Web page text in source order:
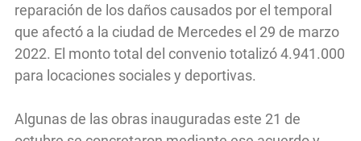
reparación de los daños causados por el temporal
que afectó a la ciudad de Mercedes el 29 de marzo
2022. El monto total del convenio totalizó 4.941.000
para locaciones sociales y deportivas.
Algunas de las obras inauguradas este 21 de